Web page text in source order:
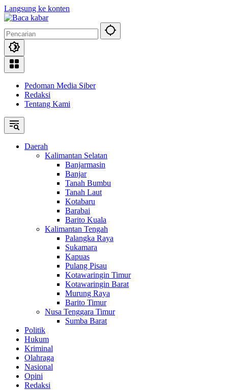
Langsung ke konten
Pedoman Media Siber
Redaksi
Tentang Kami
Daerah
Kalimantan Selatan
Banjarmasin
Banjar
Tanah Bumbu
Tanah Laut
Kotabaru
Barabai
Barito Kuala
Kalimantan Tengah
Palangka Raya
Sukamara
Kapuas
Pulang Pisau
Kotawaringin Timur
Kotawaringin Barat
Murung Raya
Barito Timur
Nusa Tenggara Timur
Sumba Barat
Politik
Hukum
Kriminal
Olahraga
Nasional
Opini
Redaksi